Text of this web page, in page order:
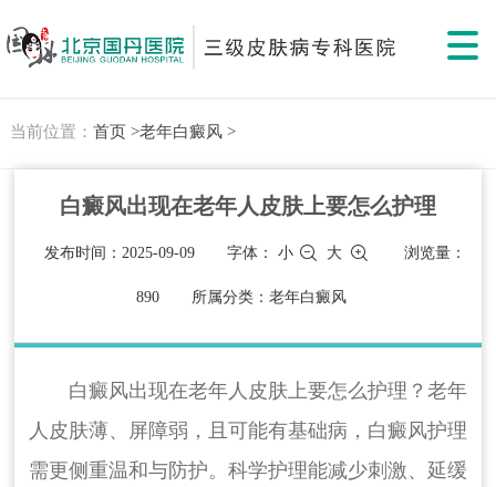
当前位置： 首页 >老年白癜风 >
白癜风出现在老年人皮肤上要怎么护理
发布时间：2025-09-09 字体：小 大 浏览量：
890 所属分类：老年白癜风
白癜风出现在老年人皮肤上要怎么护理？老年
人皮肤薄、屏障弱，且可能有基础病，白癜风护理
需更侧重温和与防护。科学护理能减少刺激、延缓